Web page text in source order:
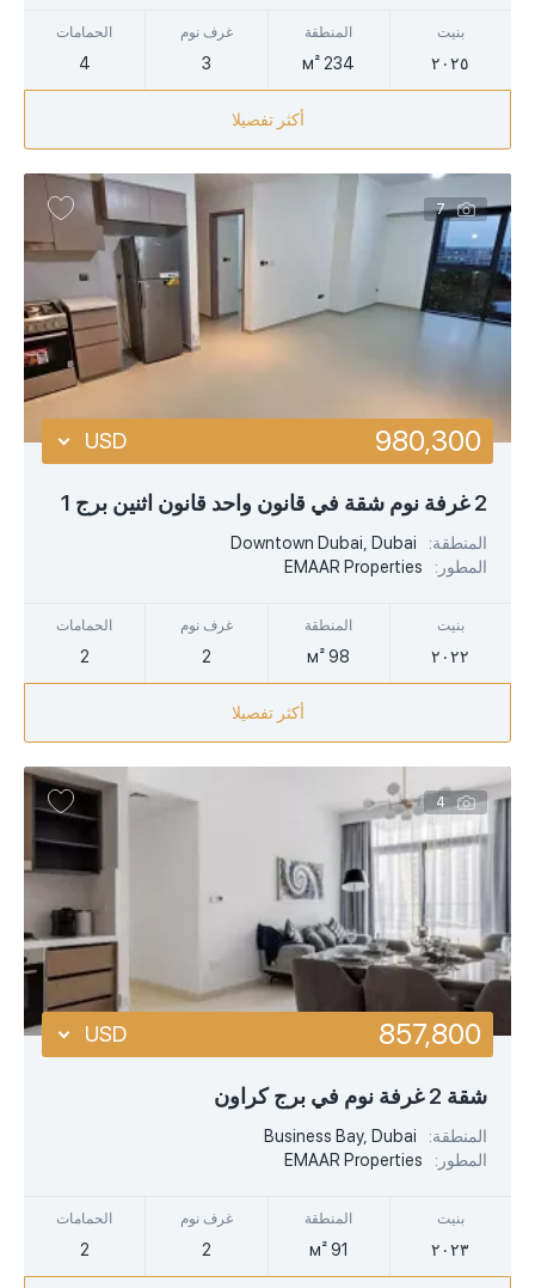
بنيت
٢٠٢٥
المنطقة
234 м²
غرف نوم
3
الحمامات
4
أكثر تفصيلا
7
2 غرفة نوم شقة في قانون واحد قانون اثنين برج 1
المنطقة:
Downtown Dubai, Dubai
المطور:
EMAAR Properties
بنيت
٢٠٢٢
المنطقة
98 м²
غرف نوم
2
الحمامات
2
980,300
USD
أكثر تفصيلا
4
شقة 2 غرفة نوم في برج كراون
المنطقة:
Business Bay, Dubai
المطور:
EMAAR Properties
بنيت
٢٠٢٣
المنطقة
91 м²
غرف نوم
2
الحمامات
2
857,800
USD